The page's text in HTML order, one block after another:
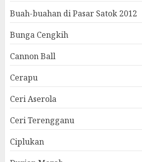
Buah-buahan di Pasar Satok 2012
Bunga Cengkih
Cannon Ball
Cerapu
Ceri Aserola
Ceri Terengganu
Ciplukan